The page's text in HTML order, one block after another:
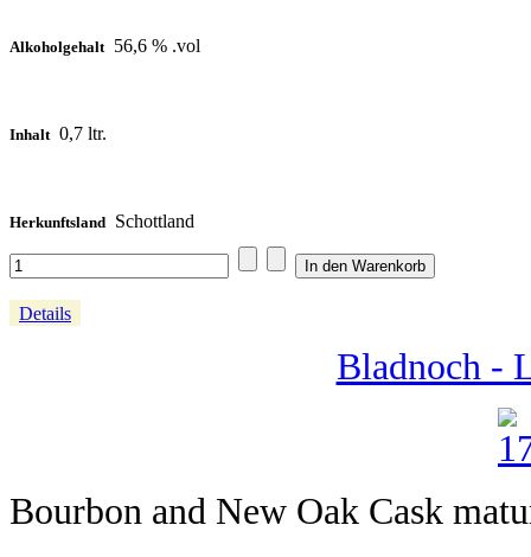
Alkoholgehalt 56,6 % .vol
Inhalt 0,7 ltr.
Herkunftsland Schottland
Details
Bladnoch -
Bourbon and New Oak Cask